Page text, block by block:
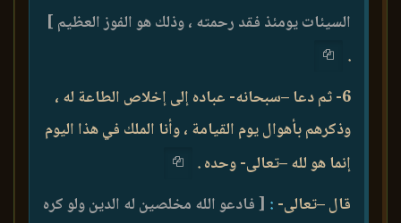
السيئات يومئذ فقد رحمته ، وذلك هو الفوز العظيم ]
.
6- ثم دعا –سبحانه- عباده إلى إخلاص الطاعة له ،
وذكرهم بأهوال يوم القيامة ، وأنا الملك في هذا اليوم
إنما هو لله –تعالى- وحده .
قال –تعالى- : [ فادعو الله مخلصين له الدين ولو كره